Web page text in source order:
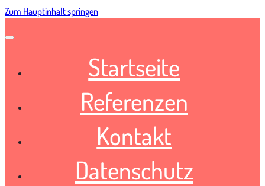
Zum Hauptinhalt springen
Startseite
Referenzen
Kontakt
Datenschutz